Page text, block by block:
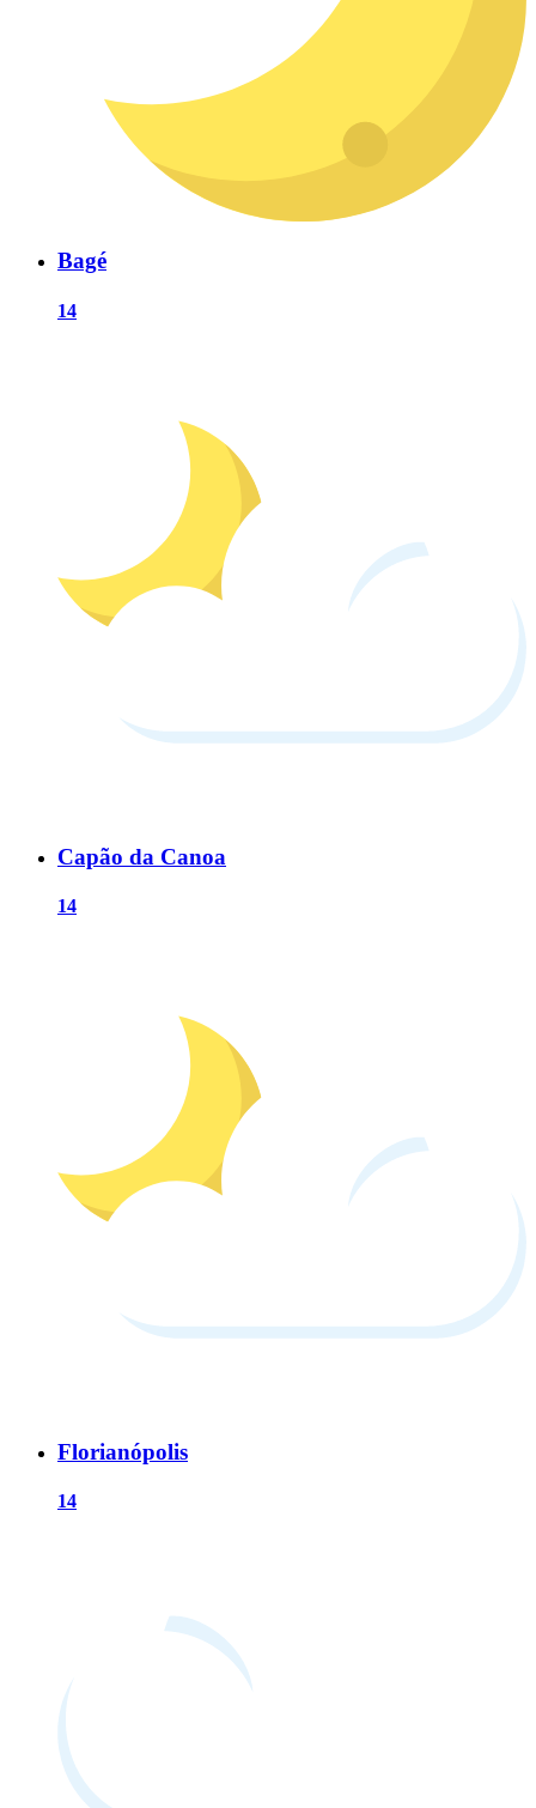
Bagé
14
Capão da Canoa
14
Florianópolis
14